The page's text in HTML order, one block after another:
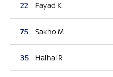
22 Fayad K.
75 Sakho M.
35 Halhal R.